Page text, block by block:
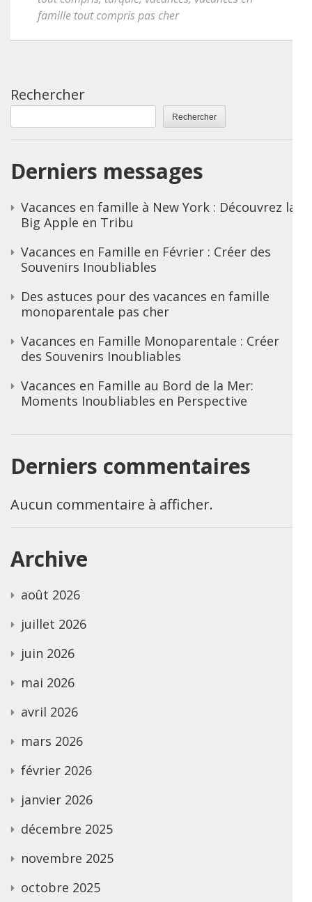
famille tout compris pas cher
Rechercher
Rechercher
Derniers messages
Vacances en famille à New York : Découvrez la
Big Apple en Tribu
Vacances en Famille en Février : Créer des
Souvenirs Inoubliables
Des astuces pour des vacances en famille
monoparentale pas cher
Vacances en Famille Monoparentale : Créer
des Souvenirs Inoubliables
Vacances en Famille au Bord de la Mer:
Moments Inoubliables en Perspective
Derniers commentaires
Aucun commentaire à afficher.
Archive
août 2026
juillet 2026
juin 2026
mai 2026
avril 2026
mars 2026
février 2026
janvier 2026
décembre 2025
novembre 2025
octobre 2025